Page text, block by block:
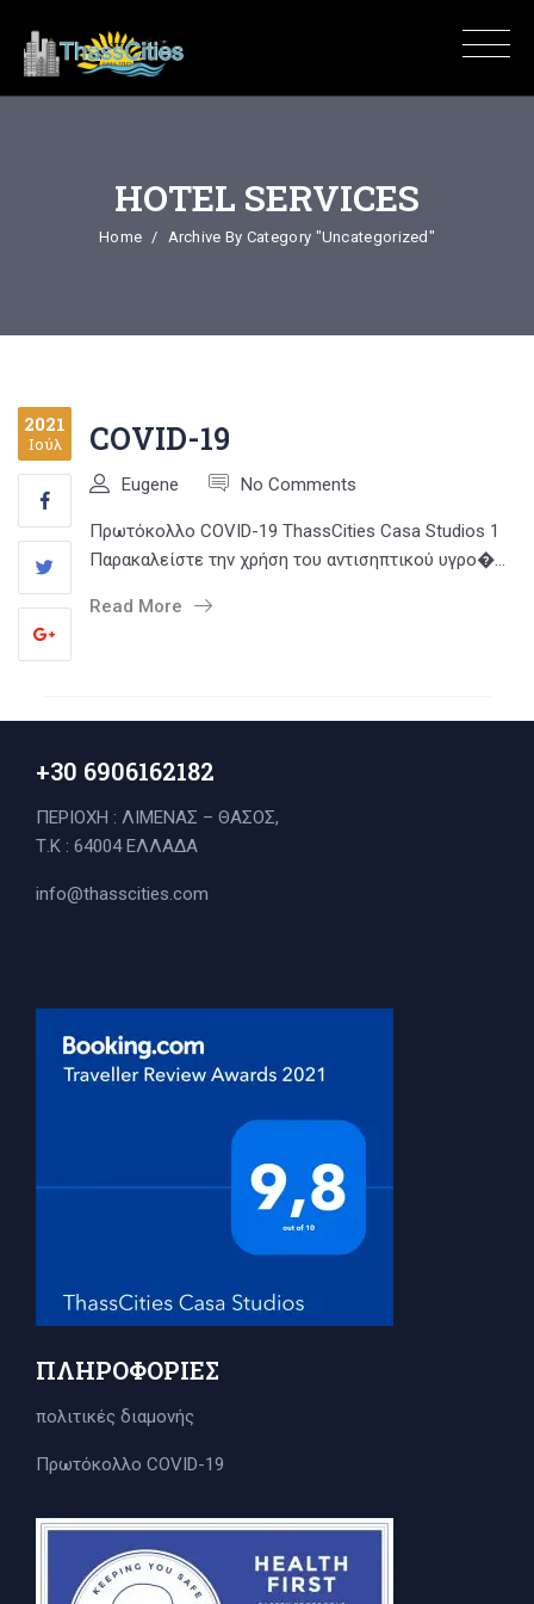
HOTEL SERVICES
Home Archive By Category "Uncategorized"
2021
Ιούλ COVID-19
Eugene No Comments
Πρωτόκολλο COVID-19 ThassCities Casa Studios 1
Παρακαλείστε την χρήση του αντισηπτικού υγρο�...
Read More
+30 6906162182
ΠΕΡΙΟΧΗ : ΛΙΜΕΝΑΣ – ΘΑΣΟΣ,
Τ.Κ : 64004 ΕΛΛΑΔΑ
info@thasscities.com
ΠΛΗΡΟΦΟΡΊΕΣ
πολιτικές διαμονής
Πρωτόκολλο COVID-19